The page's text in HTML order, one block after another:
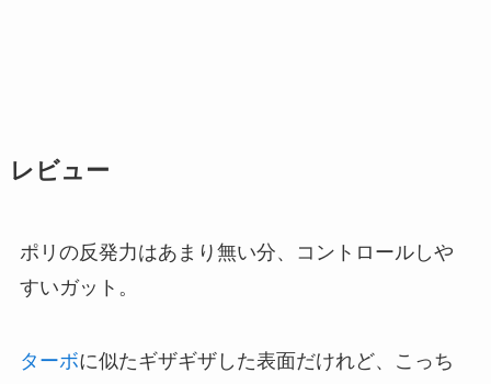
レビュー
ポリの反発力はあまり無い分、コントロールしや
すいガット。
ターボに似たギザギザした表面だけれど、こっち